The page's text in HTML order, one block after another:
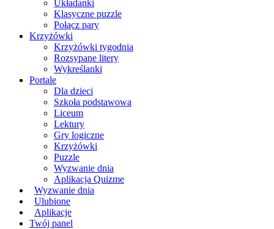
Układanki
Klasyczne puzzle
Połącz pary
Krzyżówki
Krzyżówki tygodnia
Rozsypane litery
Wykreślanki
Portale
Dla dzieci
Szkoła podstawowa
Liceum
Lektury
Gry logiczne
Krzyżówki
Puzzle
Wyzwanie dnia
Aplikacja Quizme
Wyzwanie dnia
Ulubione
Aplikacje
Twój panel